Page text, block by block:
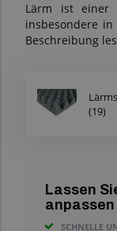
Lärm ist einer
insbesondere
Beschreibung
(19)
Lassen
anpassen
SCHNELLE